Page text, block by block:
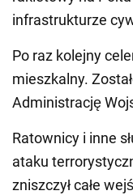
infrastrukturze
Po raz kolejny
mieszkalny.
Administrację
Ratownicy i inne
ataku
zniszczył całe